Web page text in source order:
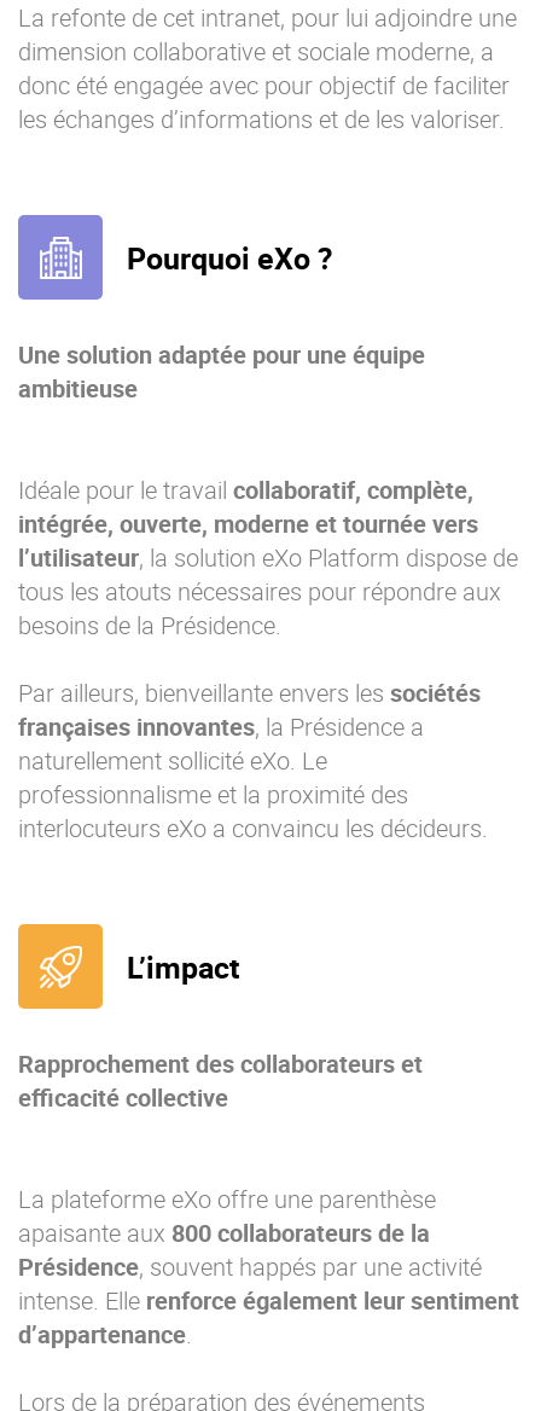
La refonte de cet intranet, pour lui adjoindre une
dimension collaborative et sociale moderne, a
donc été engagée avec pour objectif de faciliter
les échanges d’informations et de les valoriser.
Pourquoi eXo ?
Une solution adaptée pour une équipe
ambitieuse
Idéale pour le travail collaboratif, complète,
intégrée, ouverte, moderne et tournée vers
l’utilisateur, la solution eXo Platform dispose de
tous les atouts nécessaires pour répondre aux
besoins de la Présidence.
Par ailleurs, bienveillante envers les sociétés
françaises innovantes, la Présidence a
naturellement sollicité eXo. Le
professionnalisme et la proximité des
interlocuteurs eXo a convaincu les décideurs.
L’impact
Rapprochement des collaborateurs et
efficacité collective
La plateforme eXo offre une parenthèse
apaisante aux 800 collaborateurs de la
Présidence, souvent happés par une activité
intense. Elle renforce également leur sentiment
d’appartenance.
Lors de la préparation des événements